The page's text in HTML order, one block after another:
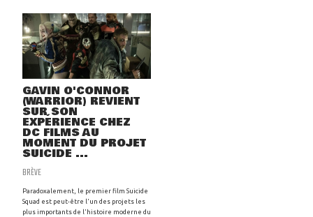
GAVIN O'CONNOR
(WARRIOR) REVIENT
SUR SON
EXPÉRIENCE CHEZ
DC FILMS AU
MOMENT DU PROJET
SUICIDE ...
BRÈVE
Paradoxalement, le premier film Suicide
Squad est peut-être l'un des projets les
plus importants de l'histoire moderne du